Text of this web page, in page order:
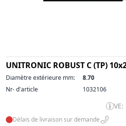
UNITRONIC ROBUST C (TP)
Diamètre extérieure mm:
8.70
Nr- d'article
1032106
Délais de livraison sur demande